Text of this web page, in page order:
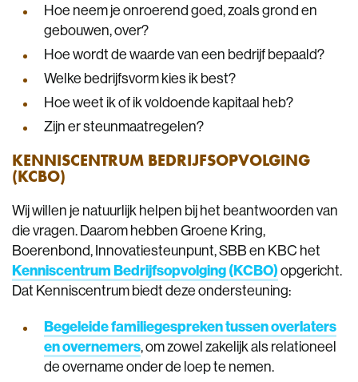
Hoe neem je onroerend goed, zoals grond en
gebouwen, over?
Hoe wordt de waarde van een bedrijf bepaald?
Welke bedrijfsvorm kies ik best?
Hoe weet ik of ik voldoende kapitaal heb?
Zijn er steunmaatregelen?
KENNISCENTRUM BEDRIJFSOPVOLGING
(KCBO)
Wij willen je natuurlijk helpen bij het beantwoorden van
die vragen. Daarom hebben Groene Kring,
Boerenbond, Innovatiesteunpunt, SBB en KBC het
Kenniscentrum Bedrijfsopvolging (KCBO)opgericht.
Dat Kenniscentrum biedt deze ondersteuning:
Begeleide familiegespreken tussen overlaters
en overnemers, om zowel zakelijk als relationeel
de overname onder de loep te nemen.